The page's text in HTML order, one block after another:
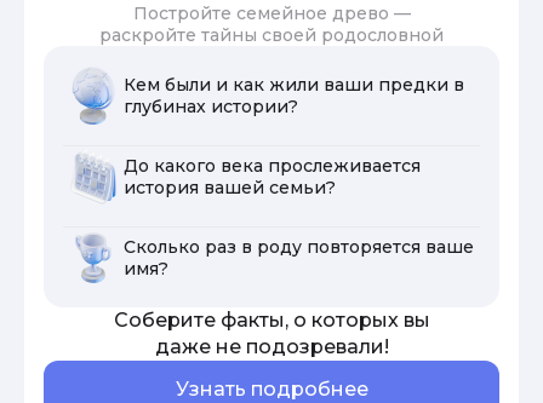
Постройте семейное древо —
раскройте тайны своей родословной
Кем были и как жили ваши предки в
глубинах истории?
До какого века прослеживается
история вашей семьи?
Сколько раз в роду повторяется ваше
имя?
Соберите факты, о которых вы
даже не подозревали!
Узнать подробнее